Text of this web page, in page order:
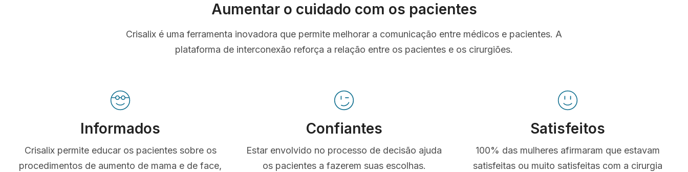
Aumentar o cuidado com os pacientes
Crisalix é uma ferramenta inovadora que permite melhorar a comunicação entre médicos e pacientes. A
plataforma de interconexão reforça a relação entre os pacientes e os cirurgiões.
Informados
Crisalix permite educar os pacientes sobre os
procedimentos de aumento de mama e de face,
Confiantes
Estar envolvido no processo de decisão ajuda
os pacientes a fazerem suas escolhas.
Satisfeitos
100% das mulheres afirmaram que estavam
satisfeitas ou muito satisfeitas com a cirurgia